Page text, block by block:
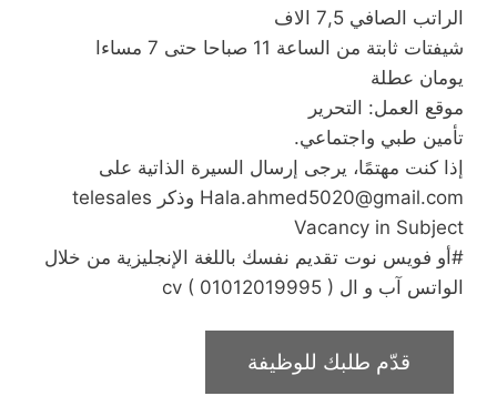
الراتب الصافي 7,5 الاف
شيفتات ثابتة من الساعة 11 صباحا حتى 7 مساءا
يومان عطلة
موقع العمل: التحرير
تأمين طبي واجتماعي.
إذا كنت مهتمًا، يرجى إرسال السيرة الذاتية على
Hala.ahmed5020@gmail.com وذكر telesales
Vacancy in Subject
#أو فويس نوت تقديم نفسك باللغة الإنجليزية من خلال
الواتس آب و ال cv ( 01012019995 )